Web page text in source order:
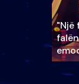
"Një